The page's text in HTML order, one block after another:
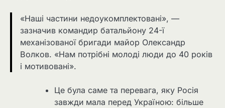
«Наші частини недоукомплектовані», —
зазначив командир батальйону 24-ї
механізованої бригади майор Олександр
Волков. «Нам потрібні молоді люди до 40 років
і мотивовані».
Це була саме та перевага, яку Росія
завжди мала перед Україною: більше